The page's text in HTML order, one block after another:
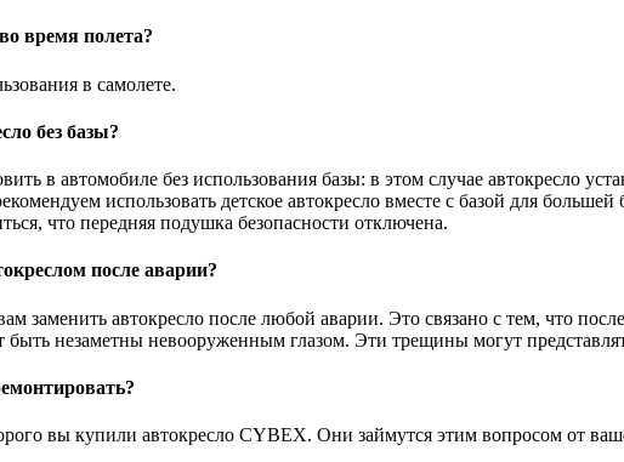
время полета?
в самолете.
без базы?
в автомобиле без использования базы: в этом случае автокресло
использовать детское автокресло вместе с базой для большей
что передняя подушка безопасности отключена.
после аварии?
заменить автокресло после любой аварии. Это связано с тем, что
незаметны невооруженным глазом. Эти трещины могут
вы купили автокресло CYBEX. Они займутся этим вопросом от